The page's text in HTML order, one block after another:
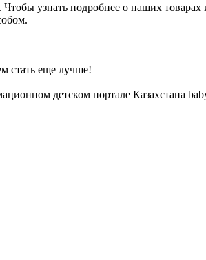
узнать подробнее о наших товарах
стать еще лучше!
детском портале Казахстана